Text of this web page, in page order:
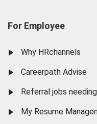
For Employee
Why HRchannels
Careerpath Advise
Referral jobs needing
My Resume